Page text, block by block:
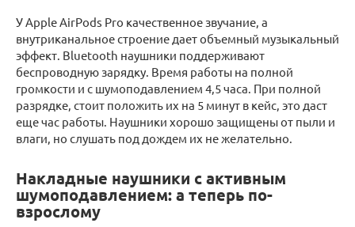
У Apple AirPods Pro качественное звучание, а
внутриканальное строение дает объемный музыкальный
эффект. Bluetooth наушники поддерживают
беспроводную зарядку. Время работы на полной
громкости и с шумоподавлением 4,5 часа. При полной
разрядке, стоит положить их на 5 минут в кейс, это даст
еще час работы. Наушники хорошо защищены от пыли и
влаги, но слушать под дождем их не желательно.
Накладные наушники с активным
шумоподавлением: а теперь по-
взрослому